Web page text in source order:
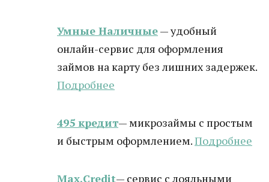
Умные Наличные— удобный
онлайн-сервис для оформления
займов на карту без лишних задержек.
Подробнее
495 кредит— микрозаймы с простым
и быстрым оформлением.Подробнее
Max.Credit— сервис с лояльными